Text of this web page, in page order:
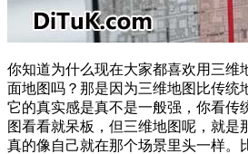
你知道为什么现在大家都喜欢用三维
面地图吗？那是因为三维地图比传统
它的真实感是真不是一般强，你看传
图看看就呆板，但三维地图呢，就是
真的像自己就在那个场景里头一样。